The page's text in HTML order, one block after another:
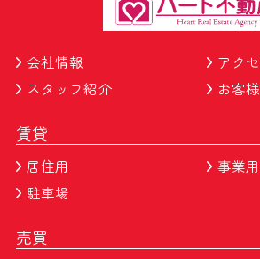
会社情報
アク
スタッフ紹介
お客
賃貸
居住用
事業用
駐車場
売買